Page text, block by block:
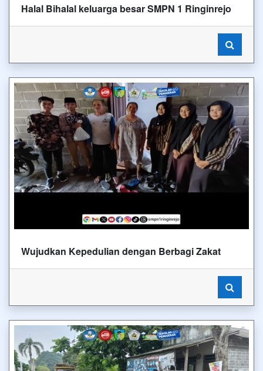
Halal Bihalal keluarga besar SMPN 1 Ringinrejo
Wujudkan Kepedulian dengan Berbagi Zakat